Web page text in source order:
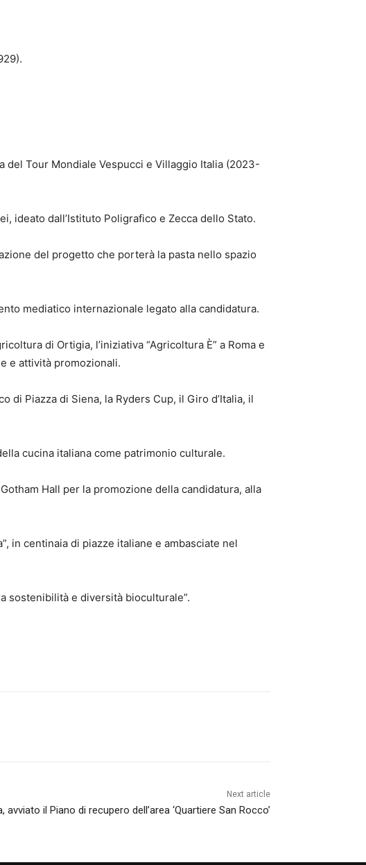
Tour Mondiale Vespucci e Villaggio Italia (2023-
ideato dall’Istituto Poligrafico e Zecca dello Stato.
del progetto che porterà la pasta nello spazio
mediatico internazionale legato alla candidatura.
di Ortigia, l’iniziativa “Agricoltura È” a Roma e
e attività promozionali.
Piazza di Siena, la Ryders Cup, il Giro d’Italia, il
cucina italiana come patrimonio culturale.
Hall per la promozione della candidatura, alla
in centinaia di piazze italiane e ambasciate nel
sostenibilità e diversità bioculturale”.
Next article
avviato il Piano di recupero dell’area ‘Quartiere San Rocco’